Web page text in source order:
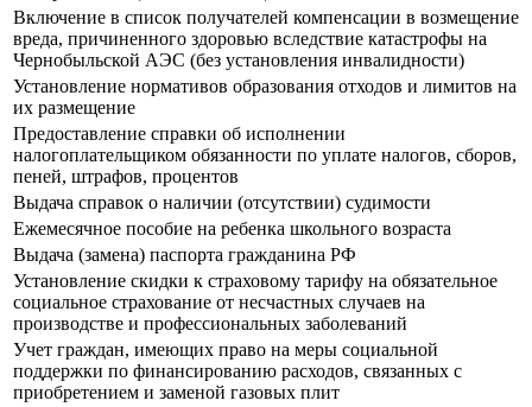
Включение в список получателей компенсации в возмещение
вреда, причиненного здоровью вследствие катастрофы на
Чернобыльской АЭС (без установления инвалидности)
Установление нормативов образования отходов и лимитов на
их размещение
Предоставление справки об исполнении
налогоплательщиком обязанности по уплате налогов, сборов,
пеней, штрафов, процентов
Выдача справок о наличии (отсутствии) судимости
Ежемесячное пособие на ребенка школьного возраста
Выдача (замена) паспорта гражданина РФ
Установление скидки к страховому тарифу на обязательное
социальное страхование от несчастных случаев на
производстве и профессиональных заболеваний
Учет граждан, имеющих право на меры социальной
поддержки по финансированию расходов, связанных с
приобретением и заменой газовых плит